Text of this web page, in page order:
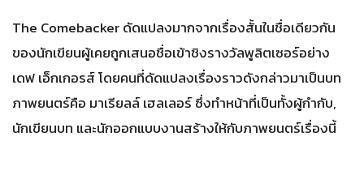
The Comebacker ดัดแปลงมากจากเรื่องสั้นในชื่อเดียวกัน
ของนักเขียนผู้เคยถูกเสนอชื่อเข้าชิงรางวัลพูลิตเซอร์อย่าง
เดฟ เอ็กเกอรส์ โดยคนที่ดัดแปลงเรื่องราวดังกล่าวมาเป็นบท
ภาพยนตร์คือ มาเรียลล์ เฮลเลอร์ ซึ่งทำหน้าที่เป็นทั้งผู้กำกับ,
นักเขียนบท และนักออกแบบงานสร้างให้กับภาพยนตร์เรื่องนี้